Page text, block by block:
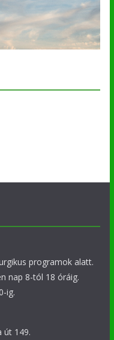
programok alatt.
nap 8-tól 18 óráig.
ig.
út 149.